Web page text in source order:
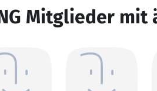
Mitglieder mit